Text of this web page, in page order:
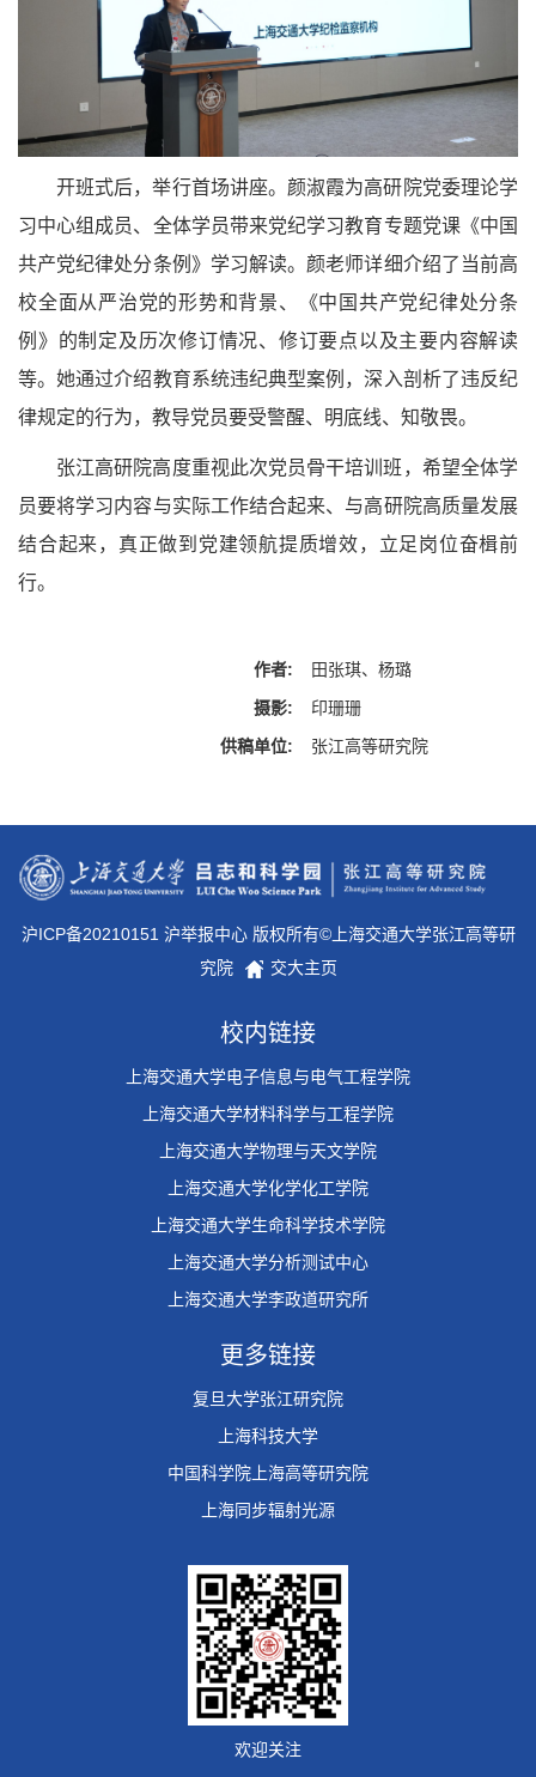
开班式后，举行首场讲座。颜淑霞为高研院党委理论学
习中心组成员、全体学员带来党纪学习教育专题党课《中国
共产党纪律处分条例》学习解读。颜老师详细介绍了当前高
校全面从严治党的形势和背景、《中国共产党纪律处分条
例》的制定及历次修订情况、修订要点以及主要内容解读
等。她通过介绍教育系统违纪典型案例，深入剖析了违反纪
律规定的行为，教导党员要受警醒、明底线、知敬畏。
张江高研院高度重视此次党员骨干培训班，希望全体学
员要将学习内容与实际工作结合起来、与高研院高质量发展
结合起来，真正做到党建领航提质增效，立足岗位奋楫前
行。
作者:
田张琪、杨璐
摄影:
印珊珊
供稿单位:
张江高等研究院
沪ICP备20210151 沪举报中心 版权所有©上海交通大学张江高等研
究院
交大主页
校内链接
上海交通大学电子信息与电气工程学院
上海交通大学材料科学与工程学院
上海交通大学物理与天文学院
上海交通大学化学化工学院
上海交通大学生命科学技术学院
上海交通大学分析测试中心
上海交通大学李政道研究所
更多链接
复旦大学张江研究院
上海科技大学
中国科学院上海高等研究院
上海同步辐射光源
欢迎关注